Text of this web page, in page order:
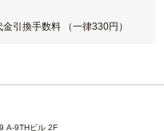
引換手数料 （一律330円）
A-9THビル 2F